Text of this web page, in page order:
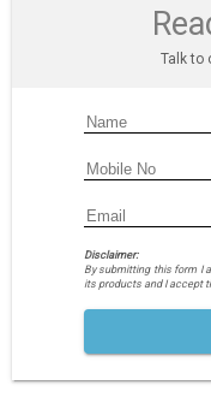
Talk to
Disclaimer:
By submitting this form I
its products and I accept